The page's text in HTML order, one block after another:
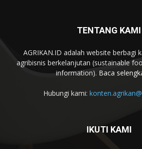
TENTANG KAMI
AGRIKAN.ID adalah website berbagi
agribisnis berkelanjutan (sustainable
information). Baca
Hubungi kami:
IKUTI KAMI